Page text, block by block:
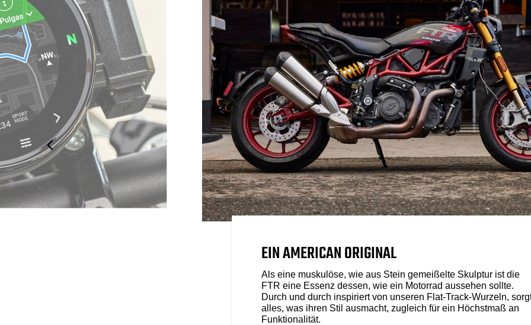
EIN AMERICAN ORIGINAL
Als eine muskulöse, wie aus Stein gemeißelte Skulptur ist die
FTR eine Essenz dessen, wie ein Motorrad aussehen sollte.
Durch und durch inspiriert von unseren Flat-Track-Wurzeln,
alles, was ihren Stil ausmacht, zugleich für ein Höchstmaß an
Funktionalität.